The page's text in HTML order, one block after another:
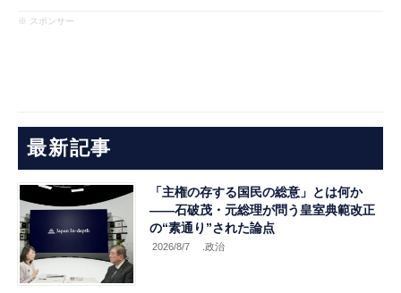
※ スポンサー
最新記事
「主権の存する国民の総意」とは何か
――石破茂・元総理が問う皇室典範改正
の“素通り”された論点
2026/8/7 .政治